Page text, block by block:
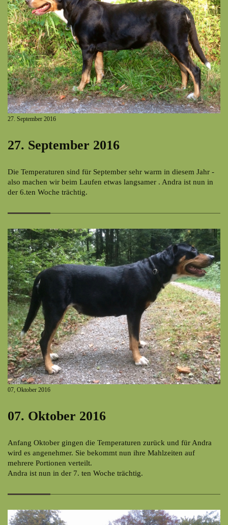
27. September 2016
27. September 2016
Die Temperaturen sind für September sehr warm in diesem Jahr -
also machen wir beim Laufen etwas langsamer . Andra ist nun in
der 6.ten Woche trächtig.
07, Oktober 2016
07. Oktober 2016
Anfang Oktober gingen die Temperaturen zurück und für Andra
wird es angenehmer. Sie bekommt nun ihre Mahlzeiten auf
mehrere Portionen verteilt.
Andra ist nun in der 7. ten Woche trächtig.